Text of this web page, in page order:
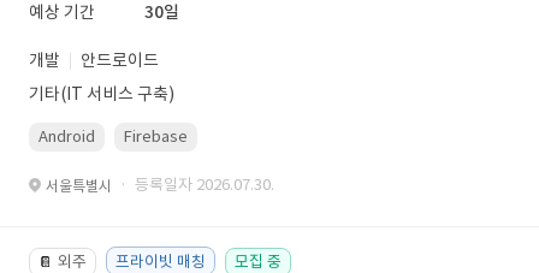
예상 기간
30일
개발
안드로이드
기타(IT 서비스 구축)
Android Firebase
서울특별시 · 등록일자 2026.07.30.
📔 외주 프라이빗 매칭 모집 중